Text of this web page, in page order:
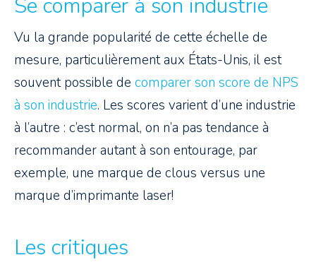
Se comparer à son industrie
Vu la grande popularité de cette échelle de
mesure, particulièrement aux États-Unis, il est
souvent possible de comparer son score de NPS
à son industrie. Les scores varient d’une industrie
à l’autre : c’est normal, on n’a pas tendance à
recommander autant à son entourage, par
exemple, une marque de clous versus une
marque d’imprimante laser!
Les critiques